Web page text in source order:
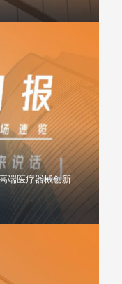
端医疗器械创新